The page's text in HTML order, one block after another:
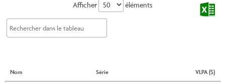
Afficher éléments
Nom Série VLPA ($)